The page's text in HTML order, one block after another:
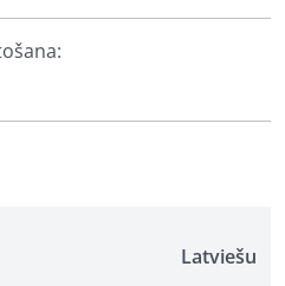
Latviešu